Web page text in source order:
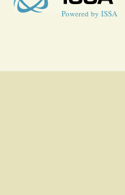
Powered by ISSA